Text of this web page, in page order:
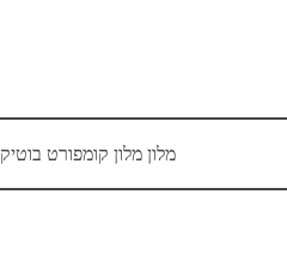
מלון מלון קומפורט בוטיק